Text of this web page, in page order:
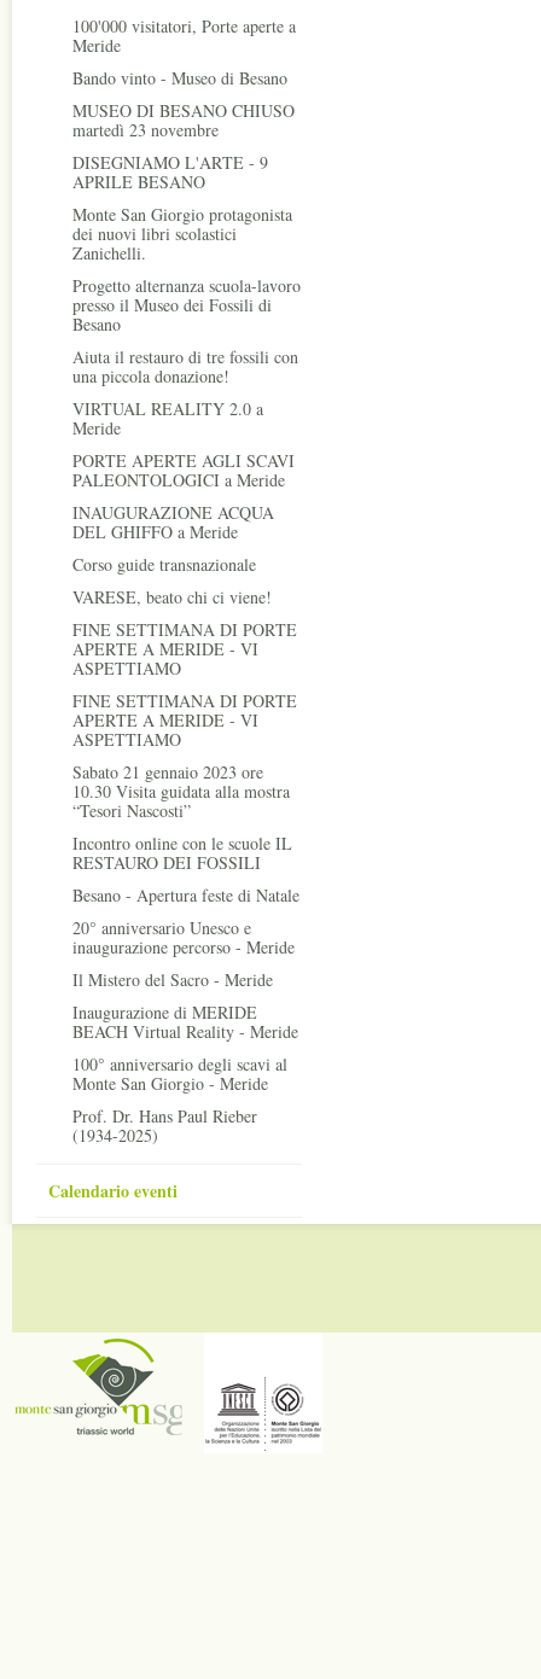
100'000 visitatori, Porte aperte a
Meride
Bando vinto - Museo di Besano
MUSEO DI BESANO CHIUSO
martedì 23 novembre
DISEGNIAMO L'ARTE - 9
APRILE BESANO
Monte San Giorgio protagonista
dei nuovi libri scolastici
Zanichelli.
Progetto alternanza scuola-lavoro
presso il Museo dei Fossili di
Besano
Aiuta il restauro di tre fossili con
una piccola donazione!
VIRTUAL REALITY 2.0 a
Meride
PORTE APERTE AGLI SCAVI
PALEONTOLOGICI a Meride
INAUGURAZIONE ACQUA
DEL GHIFFO a Meride
Corso guide transnazionale
VARESE, beato chi ci viene!
FINE SETTIMANA DI PORTE
APERTE A MERIDE - VI
ASPETTIAMO
FINE SETTIMANA DI PORTE
APERTE A MERIDE - VI
ASPETTIAMO
Sabato 21 gennaio 2023 ore
10.30 Visita guidata alla mostra
“Tesori Nascosti”
Incontro online con le scuole IL
RESTAURO DEI FOSSILI
Besano - Apertura feste di Natale
20° anniversario Unesco e
inaugurazione percorso - Meride
Il Mistero del Sacro - Meride
Inaugurazione di MERIDE
BEACH Virtual Reality - Meride
100° anniversario degli scavi al
Monte San Giorgio - Meride
Prof. Dr. Hans Paul Rieber
(1934-2025)
Calendario eventi